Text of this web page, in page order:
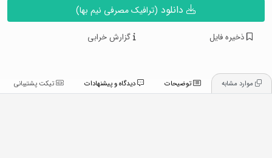
(ترافیک مصرفی نیم بها)
ذخیره فایل گزارش خرابی
توضیحات تیکت پشتیبانی